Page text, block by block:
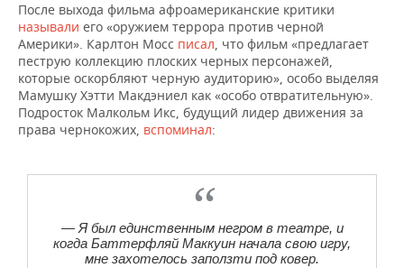
После выхода фильма афроамериканские критики
называли его «оружием террора против черной
Америки». Карлтон Мосс писал, что фильм «предлагает
пеструю коллекцию плоских черных персонажей,
которые оскорбляют черную аудиторию», особо выделяя
Мамушку Хэтти Макдэниел как «особо отвратительную».
Подросток Малкольм Икс, будущий лидер движения за
права чернокожих, вспоминал:
— Я был единственным негром в театре, и
когда Баттерфляй Маккуин начала свою игру,
мне захотелось заползти под ковер.